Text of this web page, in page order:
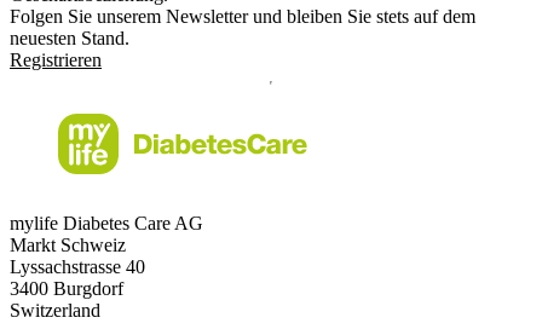
Folgen Sie unserem Newsletter und bleiben Sie stets auf dem
neuesten Stand.
Registrieren
mylife Diabetes Care AG
Markt Schweiz
Lyssachstrasse 40
3400 Burgdorf
Switzerland